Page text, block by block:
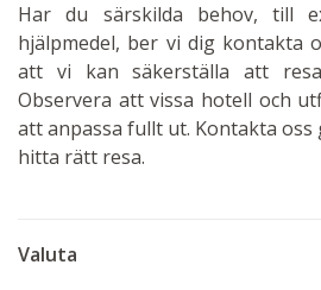
Har du särskilda behov, till
hjälpmedel, ber vi dig kontakta
att vi kan säkerställa att
Observera att vissa hotell och
att anpassa fullt ut. Kontakta oss
hitta rätt resa.
Valuta